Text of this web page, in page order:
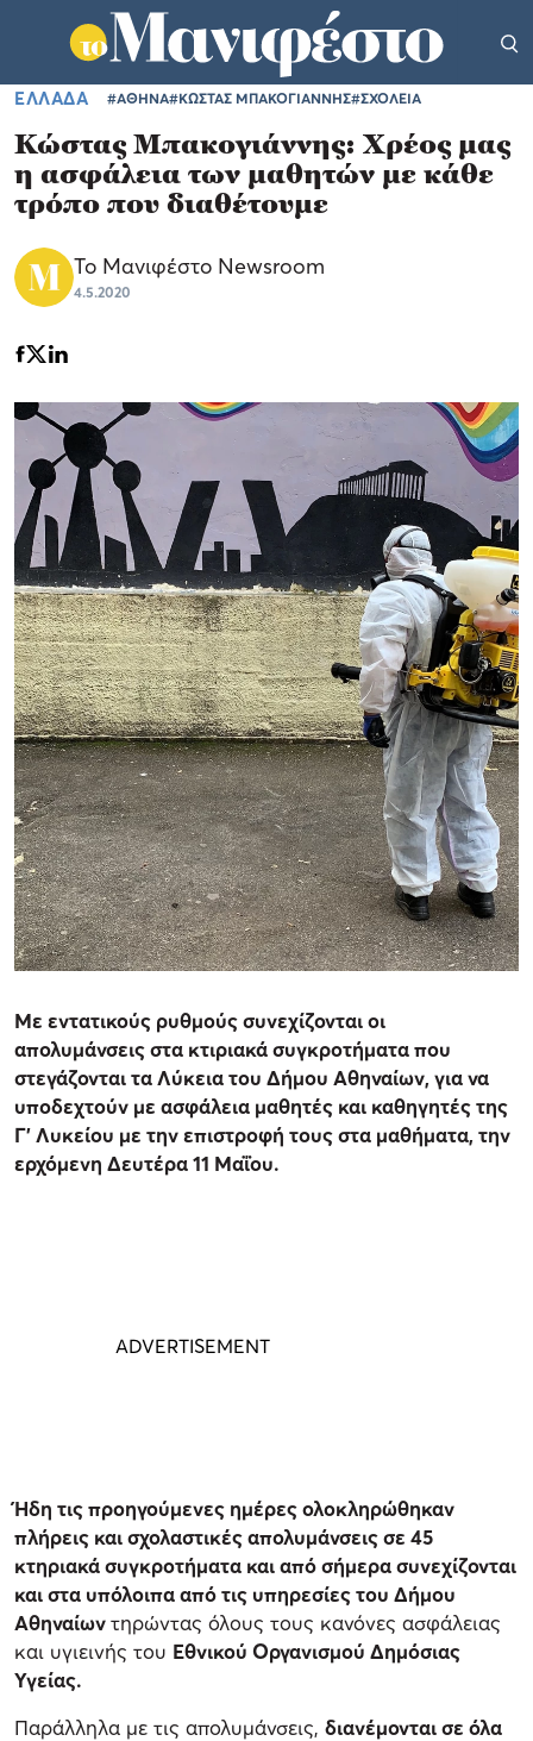
ΕΛΛΑΔΑ #ΑΘΗΝΑ#ΚΩΣΤΑΣ ΜΠΑΚΟΓΙΑΝΝΗΣ#ΣΧΟΛΕΙΑ
Κώστας Μπακογιάννης: Χρέος μας
η ασφάλεια των μαθητών με κάθε
τρόπο που διαθέτουμε
Το Μανιφέστο Newsroom
4.5.2020
Με εντατικούς ρυθμούς συνεχίζονται οι
απολυμάνσεις στα κτιριακά συγκροτήματα που
στεγάζονται τα Λύκεια του Δήμου Αθηναίων, για να
υποδεχτούν με ασφάλεια μαθητές και καθηγητές της
Γ’ Λυκείου με την επιστροφή τους στα μαθήματα, την
ερχόμενη Δευτέρα 11 Μαΐου.
Ήδη τις προηγούμενες ημέρες ολοκληρώθηκαν
πλήρεις και σχολαστικές απολυμάνσεις σε 45
κτηριακά συγκροτήματα και από σήμερα συνεχίζονται
και στα υπόλοιπα από τις υπηρεσίες του Δήμου
Αθηναίωντηρώντας όλους τους κανόνες ασφάλειας
και υγιεινής του Εθνικού Οργανισμού Δημόσιας
Υγείας.
Παράλληλα με τις απολυμάνσεις, διανέμονται σε όλα